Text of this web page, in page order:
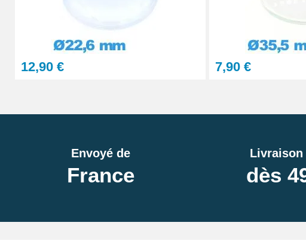
12,90 € 7,90 €
Envoyé de
France dès